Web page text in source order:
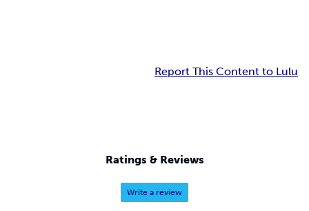
Report This Content to Lulu
Ratings & Reviews
Write a review